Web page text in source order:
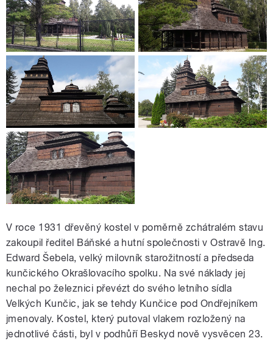
V roce 1931 dřevěný kostel v poměrně zchátralém stavu
zakoupil ředitel Báňské a hutní společnosti v Ostravě Ing.
Edward Šebela, velký milovník starožitností a předseda
kunčického Okrašlovacího spolku. Na své náklady jej
nechal po železnici převézt do svého letního sídla
Velkých Kunčic, jak se tehdy Kunčice pod Ondřejníkem
jmenovaly. Kostel, který putoval vlakem rozložený na
jednotlivé části, byl v podhůří Beskyd nově vysvěcen 23.